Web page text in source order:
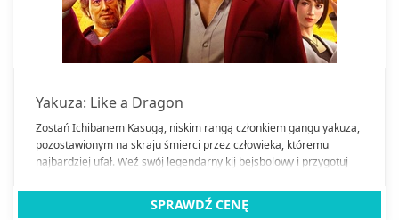
Yakuza: Like a Dragon
Zostań Ichibanem Kasugą, niskim rangą członkiem gangu yakuza,
pozostawionym na skraju śmierci przez człowieka, któremu
najbardziej ufał. Weź swój legendarny kij bejsbolowy i przygotuj
dynamicznej walce RPG osadzonej w realiach współczesnej
SPRAWDŹ CENĘ